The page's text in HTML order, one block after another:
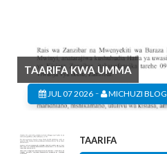
TAARIFA KWA UMMA
JUL 07 2026 - MICHUZI BLOG
TAARIFA